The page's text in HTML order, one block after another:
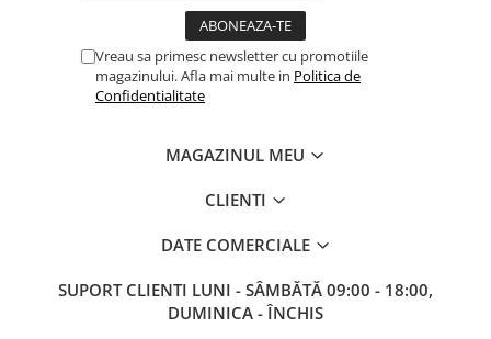
Vreau sa primesc newsletter cu promotiile
magazinului. Afla mai multe in Politica de
Confidentialitate
MAGAZINUL MEU
CLIENTI
DATE COMERCIALE
SUPORT CLIENTI LUNI - SÂMBĂTĂ 09:00 - 18:00,
DUMINICA - ÎNCHIS